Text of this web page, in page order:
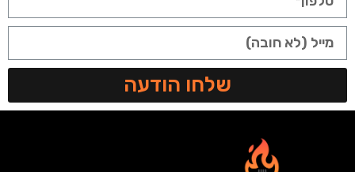
שלחו הודעה